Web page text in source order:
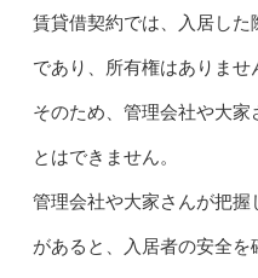
賃貸借契約では、入居し
であり、所有権はありませ
そのため、管理会社や大家
とはできません。
管理会社や大家さんが把握
があると、入居者の安全